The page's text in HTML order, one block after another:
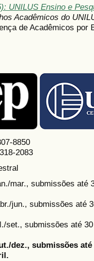
UNILUS Ensino e
Acadêmicos do
de Acadêmicos por
8850
2083
mar., submissões até
jun., submissões até
set., submissões até
dez., submissões